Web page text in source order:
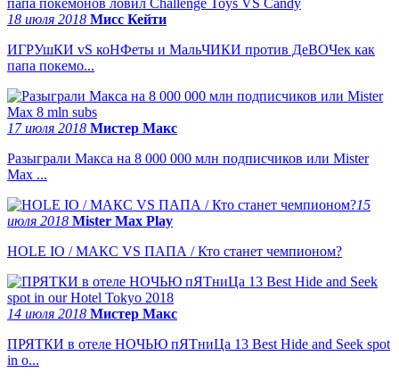
18 июля 2018 Мисс Кейти
ИГРУшКИ vS коНФеты и МальЧИКИ против ДеВОЧек как
папа покемо...
17 июля 2018 Мистер Макс
Разыграли Макса на 8 000 000 млн подписчиков или Mister
Max ...
15
июля 2018 Mister Max Play
HOLE IO / МАКС VS ПАПА / Кто станет чемпионом?
14 июля 2018 Мистер Макс
ПРЯТКИ в отеле НОЧЬЮ пЯТниЦа 13 Best Hide and Seek spot
in o...